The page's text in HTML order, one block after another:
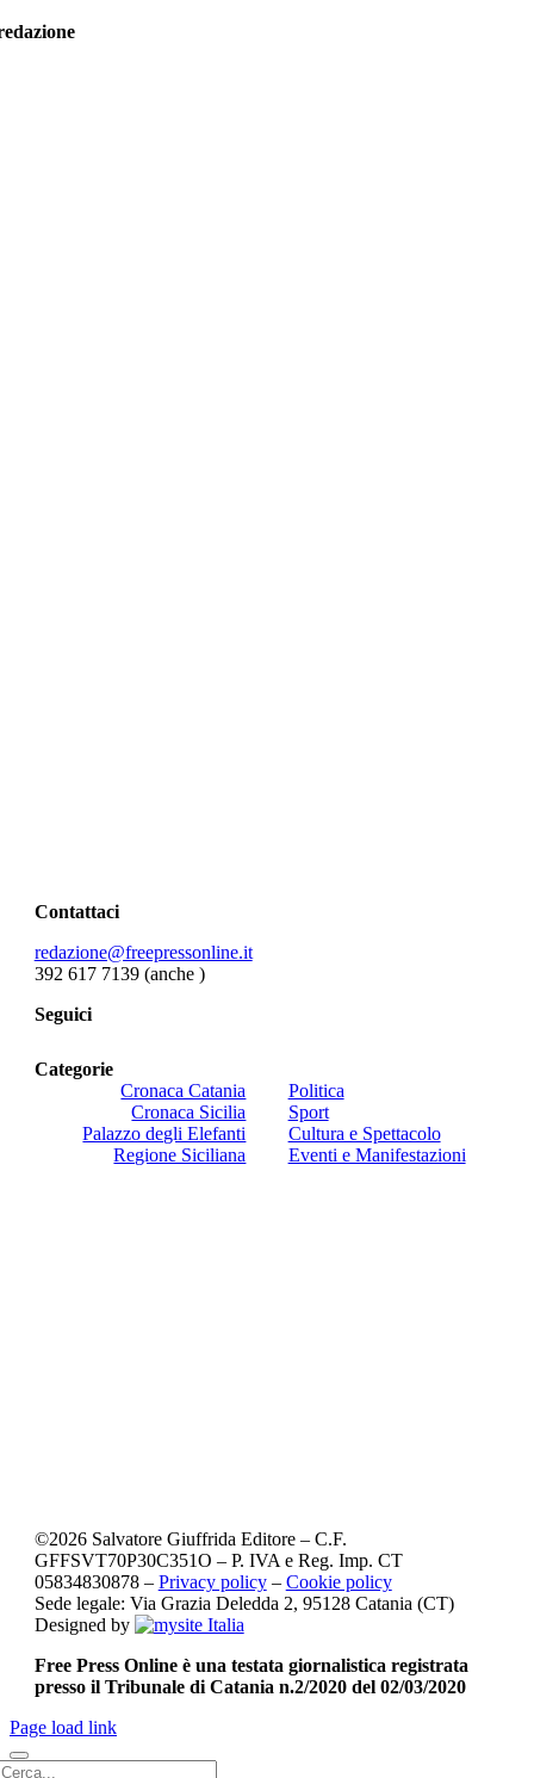
Contattaci
redazione@freepressonline.it
392 617 7139 (anche )
Seguici
Categorie
Cronaca Catania
Cronaca Sicilia
Palazzo degli Elefanti
Regione Siciliana
Politica
Sport
Cultura e Spettacolo
Eventi e Manifestazioni
©2026Salvatore Giuffrida Editore – C.F.
GFFSVT70P30C351O – P. IVA e Reg. Imp. CT
05834830878 – Privacy policy– Cookie policy
Sede legale: Via Grazia Deledda 2, 95128 Catania (CT)
Designed by
Free Press Online è una testata giornalistica registrata
presso il Tribunale di Catania n.2/2020 del 02/03/2020
Page load link